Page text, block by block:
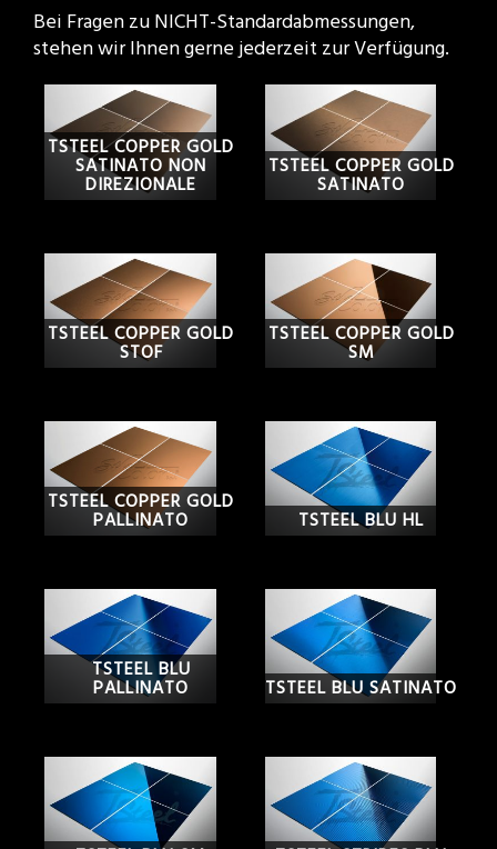
Bei Fragen zu NICHT-Standardabmessungen,
stehen wir Ihnen gerne jederzeit zur Verfügung.
TSTEEL COPPER GOLD
SATINATO NON
DIREZIONALE
TSTEEL COPPER GOLD
SATINATO
TSTEEL COPPER GOLD
STOF
TSTEEL COPPER GOLD
SM
TSTEEL COPPER GOLD
PALLINATO TSTEEL BLU HL
TSTEEL BLU
PALLINATO TSTEEL BLU SATINATO